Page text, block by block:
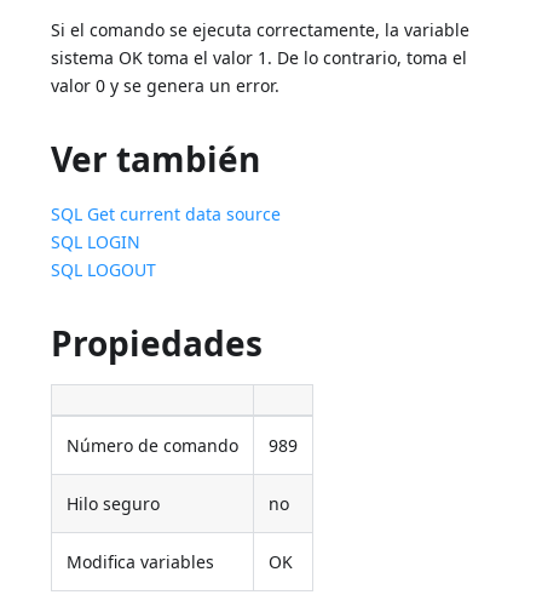
Si el comando se ejecuta correctamente, la variable
sistema OK toma el valor 1. De lo contrario, toma el
valor 0 y se genera un error.
Ver también
SQL Get current data source
SQL LOGIN
SQL LOGOUT
Propiedades
Número de comando 989
Hilo seguro no
Modifica variables OK